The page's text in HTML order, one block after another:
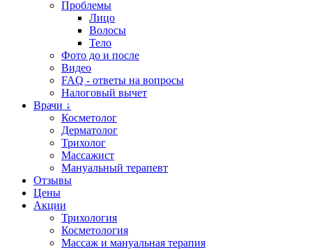
Проблемы
Лицо
Волосы
Тело
Фото до и после
Видео
FAQ - ответы на вопросы
Налоговый вычет
Врачи ↓
Косметолог
Дерматолог
Трихолог
Массажист
Мануальный терапевт
Отзывы
Цены
Акции
Трихология
Косметология
Массаж и мануальная терапия